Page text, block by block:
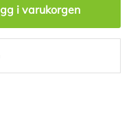
i varukorgen